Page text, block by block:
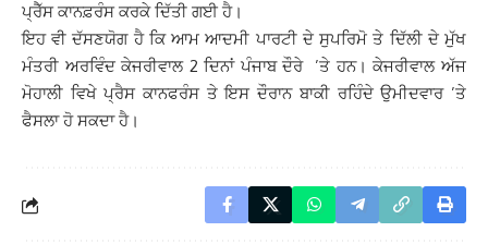
ਪ੍ਰੈੱਸ ਕਾਨਫ਼ਰੰਸ ਕਰਕੇ ਦਿੱਤੀ ਗਈ ਹੈ।
ਇਹ ਵੀ ਦੱਸਣਯੋਗ ਹੈ ਕਿ ਆਮ ਆਦਮੀ ਪਾਰਟੀ ਦੇ ਸੁਪਰਿਮੋ ਤੇ ਦਿੱਲੀ ਦੇ ਮੁੱਖ
ਮੰਤਰੀ ਅਰਵਿੰਦ ਕੇਜਰੀਵਾਲ 2 ਦਿਨਾਂ ਪੰਜਾਬ ਦੌਰੇ ’ਤੇ ਹਨ। ਕੇਜਰੀਵਾਲ ਅੱਜ
ਮੋਹਾਲੀ ਵਿਖੇ ਪ੍ਰੈਸ ਕਾਨਫਰੰਸ ਤੇ ਇਸ ਦੌਰਾਨ ਬਾਕੀ ਰਹਿੰਦੇ ਉਮੀਦਵਾਰ ’ਤੇ
ਫੈਸਲਾ ਹੋ ਸਕਦਾ ਹੈ।